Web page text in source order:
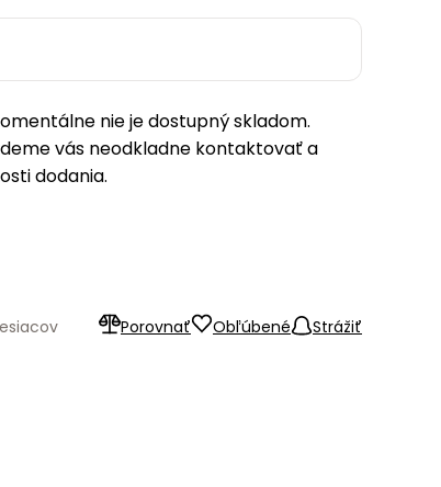
nie je dostupný skladom.
vás neodkladne kontaktovať a
dodania.
Porovnať Obľúbené Strážiť